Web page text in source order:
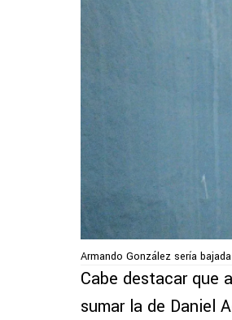
Armando González sería
Cabe destacar que
sumar la de Daniel